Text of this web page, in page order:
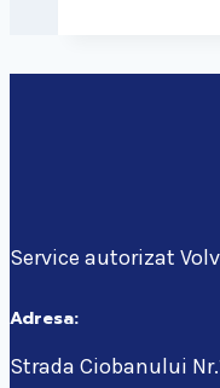
Service autorizat
Adresa:
Strada Ciobanului